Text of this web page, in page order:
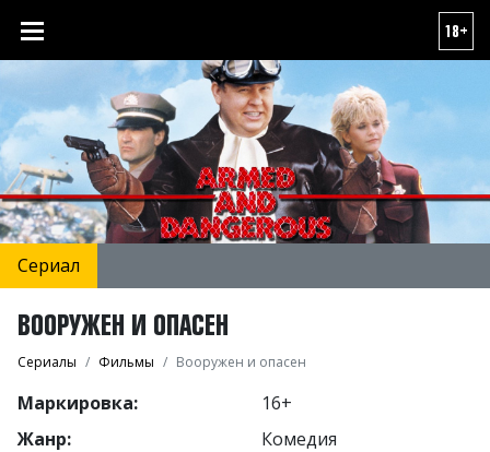
18+
Сериал
ВООРУЖЕН И ОПАСЕН
Сериалы Фильмы Вооружен и опасен
Маркировка:
16+
Жанр:
Комедия